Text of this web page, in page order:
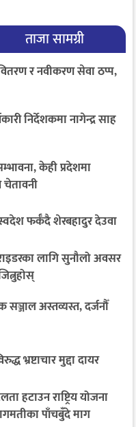
ताजा सामग्री
र नवीकरण सेवा ठप्प,
निर्देशकमा नागेन्द्र साह
केही प्रदेशमा
चेतावनी
फर्कँदै शेरबहादुर देउवा
लागि सुनौलो अवसर
अस्तव्यस्त, दर्जनौँ
भ्रष्टाचार मुद्दा दायर
हटाउन राष्ट्रिय योजना
पाँचबुँदे माग